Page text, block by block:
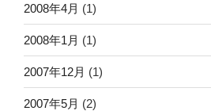
2008年4月 (1)
2008年1月 (1)
2007年12月 (1)
2007年5月 (2)